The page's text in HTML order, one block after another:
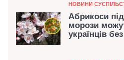
Категорія
НОВИНИ
Абрикоси
морози
українців